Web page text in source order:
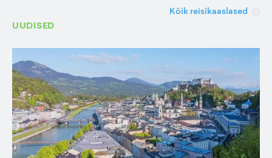
Kõik reisikaaslased
UUDISED